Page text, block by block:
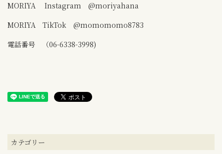
MORIYA Instagram @moriyahana
MORIYA TikTok @momomomo8783
電話番号 （06-6338-3998)
カテゴリー